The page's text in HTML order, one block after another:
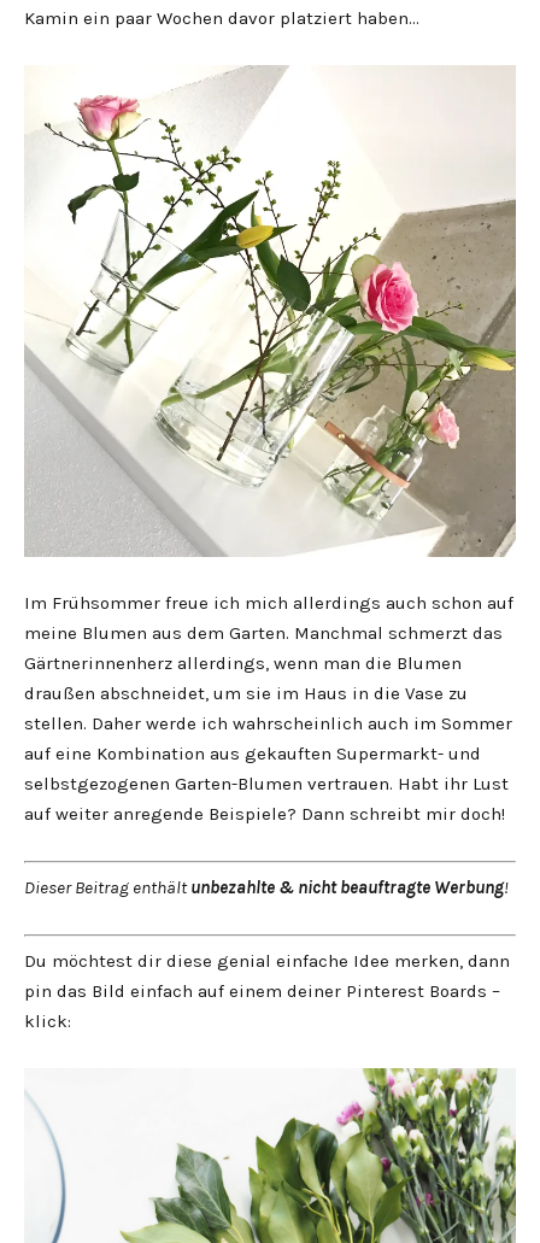
Kamin ein paar Wochen davor platziert haben…
Im Frühsommer freue ich mich allerdings auch schon auf
meine Blumen aus dem Garten. Manchmal schmerzt das
Gärtnerinnenherz allerdings, wenn man die Blumen
draußen abschneidet, um sie im Haus in die Vase zu
stellen. Daher werde ich wahrscheinlich auch im Sommer
auf eine Kombination aus gekauften Supermarkt- und
selbstgezogenen Garten-Blumen vertrauen. Habt ihr Lust
auf weiter anregende Beispiele? Dann schreibt mir doch!
Dieser Beitrag enthältunbezahlte & nicht beauftragte Werbung!
Du möchtest dir diese genial einfache Idee merken, dann
pin das Bild einfach auf einem deiner Pinterest Boards –
klick: